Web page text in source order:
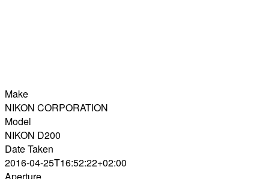
Make
NIKON CORPORATION
Model
NIKON D200
Date Taken
2016-04-25T16:52:22+02:00
Aperture